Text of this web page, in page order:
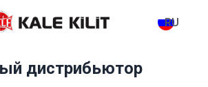
RU
дистрибьютор